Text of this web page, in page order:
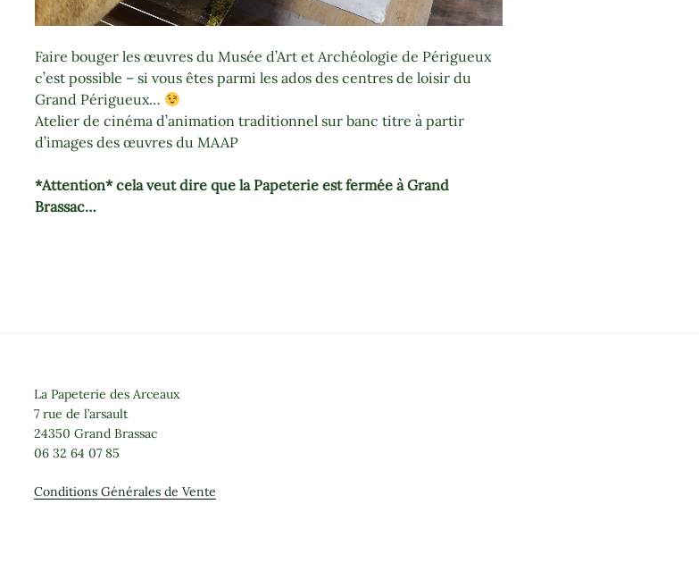
Faire bouger les œuvres du Musée d’Art et Archéologie de Périgueux
c’est possible – si vous êtes parmi les ados des centres de loisir du
Grand Périgueux…
Atelier de cinéma d’animation traditionnel sur banc titre à partir
d’images des œuvres du MAAP
*Attention* cela veut dire que la Papeterie est fermée à Grand
Brassac…
La Papeterie des Arceaux
7 rue de l’arsault
24350 Grand Brassac
06 32 64 07 85
Conditions Générales de Vente